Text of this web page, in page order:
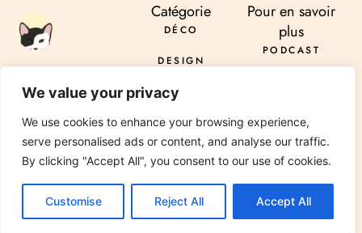
We value your privacy
We use cookies to enhance your browsing experience,
serve personalised ads or content, and analyse our traffic.
By clicking "Accept All", you consent to our use of cookies.
Customise Reject All Accept All
Catégorie
DÉCO
DESIGN
DIY
RÉNOVATION
JARDIN
INSTAGRAMPINTEREST
TIKTOKPODCASTLINKEDIN
Pour en savoir
plus
PODCAST
CONTACT
© 2026 All Rights Reserved Chez Viviane. Design by
Media Pantheon, Inc.